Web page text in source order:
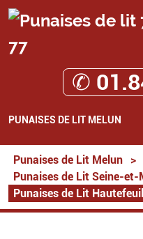
77
✆
PUNAISES DE LIT MELUN
Punaises de Lit Melun >
Punaises de Lit Seine-et-
Punaises de Lit